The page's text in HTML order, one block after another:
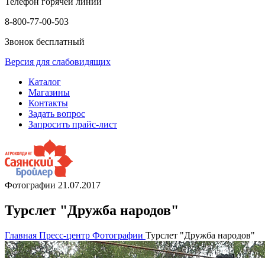
8-800-77-00-503
Звонок бесплатный
Версия для слабовидящих
Каталог
Магазины
Контакты
Задать вопрос
Запросить прайс-лист
Фотографии 21.07.2017
Турслет "Дружба народов"
Главная Пресс-центр Фотографии Турслет "Дружба народов"